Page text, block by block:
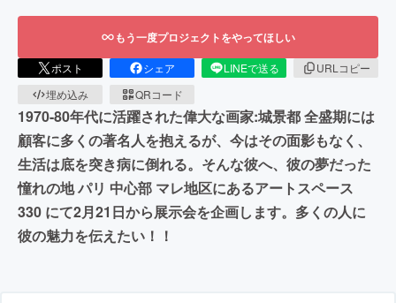
もう一度プロジェクトをやってほしい
ポスト シェア LINEで送る
URLコピー
埋め込み
QRコード
1970-80年代に活躍された偉大な画家:城景都 全盛期には
顧客に多くの著名人を抱えるが、今はその面影もなく、
生活は底を突き病に倒れる。そんな彼へ、彼の夢だった
憧れの地 パリ 中心部 マレ地区にあるアートスペース
330 にて2月21日から展示会を企画します。多くの人に
彼の魅力を伝えたい！！